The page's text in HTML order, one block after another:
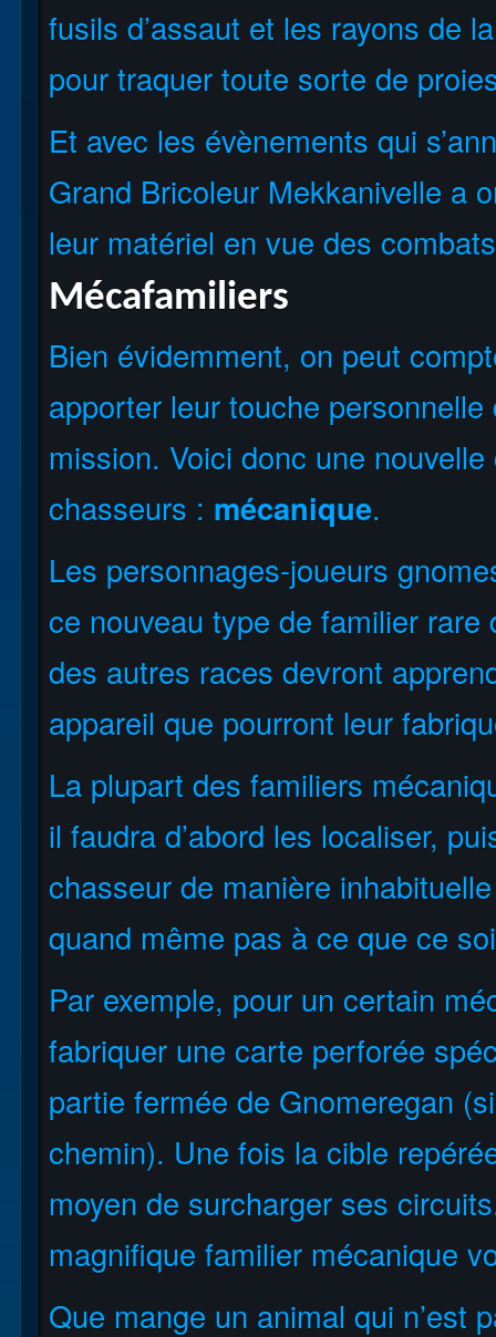
fusils d’assaut et les rayons de
pour traquer toute sorte de
Et avec les évènements qui
Grand Bricoleur Mekkanivelle a
leur matériel en vue des
Mécafamiliers
Bien évidemment, on peut
apporter leur touche
mission. Voici donc une
chasseurs : mécanique.
Les personnages-joueurs
ce nouveau type de familier
des autres races devront
appareil que pourront leur
La plupart des familiers
il faudra d’abord les localiser,
chasseur de manière
quand même pas à ce que ce
Par exemple, pour un certain
fabriquer une carte perforée
partie fermée de Gnomeregan
chemin). Une fois la cible
moyen de surcharger ses
magnifique familier mécanique
Que mange un animal qui n’est